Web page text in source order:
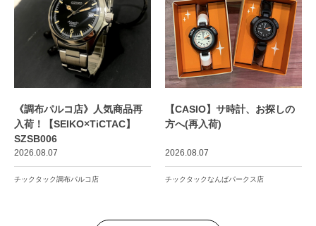
《調布パルコ店》人気商品再
入荷！【SEIKO×TiCTAC】
SZSB006
2026.08.07
チックタック調布パルコ店
【CASIO】サ時計、お探しの
方へ(再入荷)
2026.08.07
チックタックなんばパークス店